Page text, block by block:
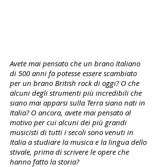
Avete mai pensato che un brano Italiano
di 500 anni fa potesse essere scambiato
per un brano British rock di oggi? O che
alcuni degli strumenti più incredibili che
siano mai apparsi sulla Terra siano nati in
Italia? O ancora, avete mai pensato al
motivo per cui alcuni dei più grandi
musicisti di tutti i secoli sono venuti in
Italia a studiare la musica e la lingua dello
stivale, prima di scrivere le opere che
hanno fatto la storia?